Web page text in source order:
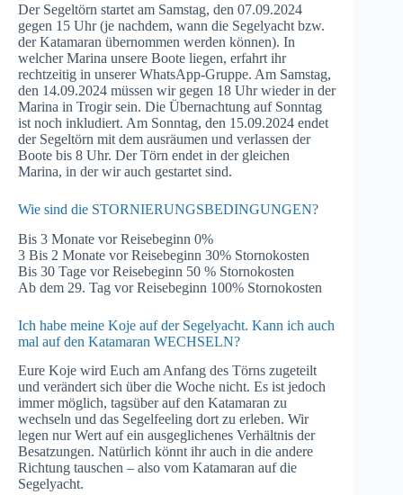
Der Segeltörn startet am Samstag, den 07.09.2024
gegen 15 Uhr (je nachdem, wann die Segelyacht bzw.
der Katamaran übernommen werden können). In
welcher Marina unsere Boote liegen, erfahrt ihr
rechtzeitig in unserer WhatsApp-Gruppe. Am Samstag,
den 14.09.2024 müssen wir gegen 18 Uhr wieder in der
Marina in Trogir sein. Die Übernachtung auf Sonntag
ist noch inkludiert. Am Sonntag, den 15.09.2024 endet
der Segeltörn mit dem ausräumen und verlassen der
Boote bis 8 Uhr. Der Törn endet in der gleichen
Marina, in der wir auch gestartet sind.
Wie sind die STORNIERUNGSBEDINGUNGEN?
Bis 3 Monate vor Reisebeginn 0%
3 Bis 2 Monate vor Reisebeginn 30% Stornokosten
Bis 30 Tage vor Reisebeginn 50 % Stornokosten
Ab dem 29. Tag vor Reisebeginn 100% Stornokosten
Ich habe meine Koje auf der Segelyacht. Kann ich auch
mal auf den Katamaran WECHSELN?
Eure Koje wird Euch am Anfang des Törns zugeteilt
und verändert sich über die Woche nicht. Es ist jedoch
immer möglich, tagsüber auf den Katamaran zu
wechseln und das Segelfeeling dort zu erleben. Wir
legen nur Wert auf ein ausgeglichenes Verhältnis der
Besatzungen. Natürlich könnt ihr auch in die andere
Richtung tauschen – also vom Katamaran auf die
Segelyacht.